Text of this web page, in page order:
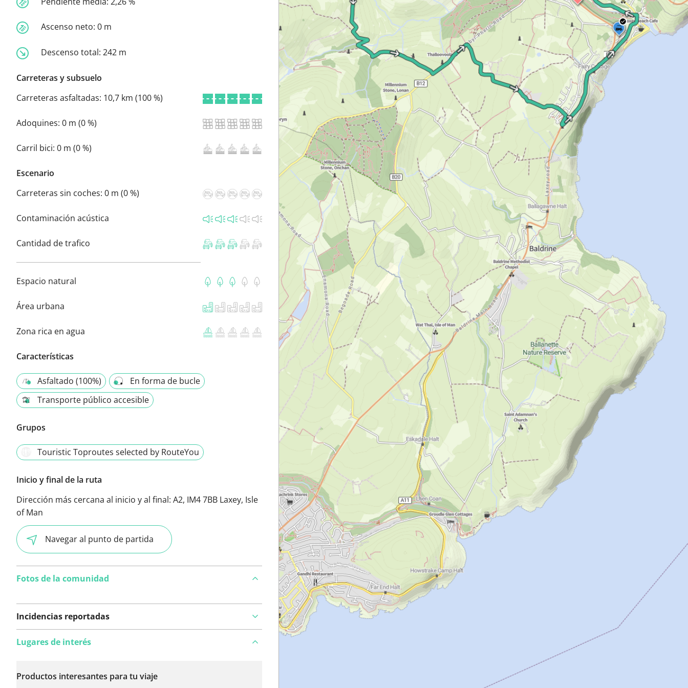
Ascenso neto: 0 m
Descenso total: 242 m
Carreteras y subsuelo
Carreteras asfaltadas: 10,7 km (100 %)
Adoquines: 0 m (0 %)
Carril bici: 0 m (0 %)
Escenario
Carreteras sin coches: 0 m (0 %)
Contaminación acústica
Cantidad de trafico
Espacio natural
Área urbana
Zona rica en agua
Características
Asfaltado (100%)
En forma de bucle
Transporte público accesible
Grupos
Touristic Toproutes selected by RouteYou
Inicio y final de la ruta
Dirección más cercana al inicio y al final: A2, IM4 7BB Laxey, Isle
of Man
Navegar al punto de partida
Fotos de la comunidad
Incidencias reportadas
reportado incidencias
Lugares de interés
Productos interesantes para tu viaje